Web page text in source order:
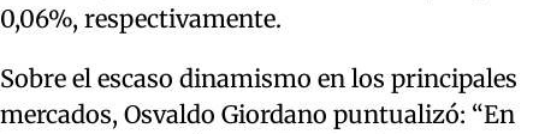
0,06%, respectivamente.
Sobre el escaso dinamismo en los principales
mercados, Osvaldo Giordano puntualizó: “En